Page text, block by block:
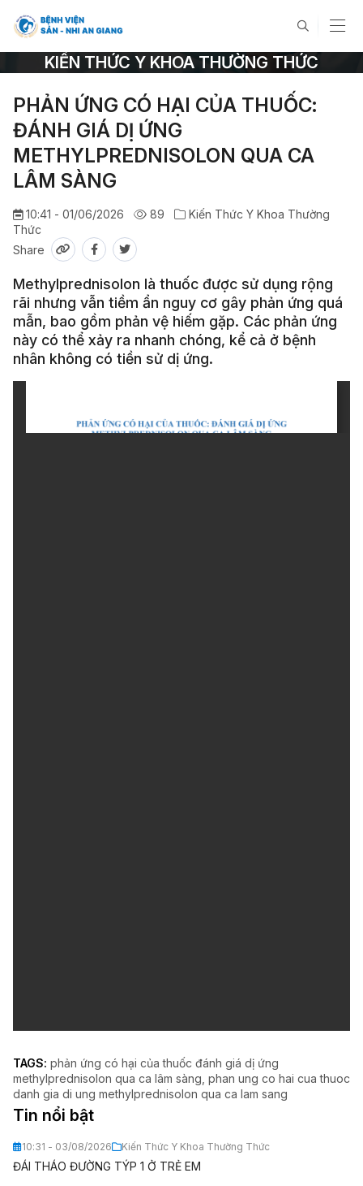
KIẾN THỨC Y KHOA THƯỜNG THỨC
PHẢN ỨNG CÓ HẠI CỦA THUỐC:
ĐÁNH GIÁ DỊ ỨNG
METHYLPREDNISOLON QUA CA
LÂM SÀNG
10:41 - 01/06/2026 89
Kiến Thức Y Khoa Thường
Thức
Share
Methylprednisolon là thuốc được sử dụng rộng
rãi nhưng vẫn tiềm ẩn nguy cơ gây phản ứng quá
mẫn, bao gồm phản vệ hiếm gặp. Các phản ứng
này có thể xảy ra nhanh chóng, kể cả ở bệnh
nhân không có tiền sử dị ứng.
TAGS: phản ứng có hại của thuốc đánh giá dị ứng
methylprednisolon qua ca lâm sàng phan ung co hai cua thuoc
danh gia di ung methylprednisolon qua ca lam sang
Tin nổi bật
10:31 - 03/08/2026 Kiến Thức Y Khoa Thường Thức
ĐÁI THÁO ĐƯỜNG TÝP 1 Ở TRẺ EM